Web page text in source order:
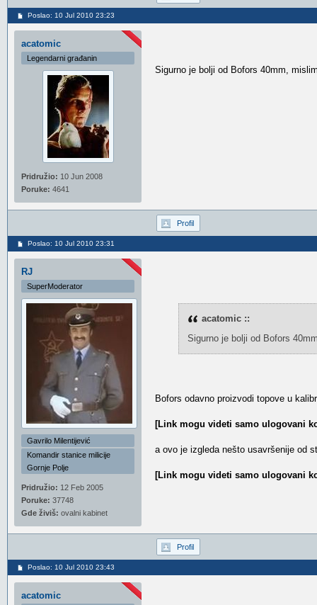
Poslao: 10 Jul 2010 23:23
acatomic
Legendarni građanin
Pridružio: 10 Jun 2008
Poruke: 4641
Sigurno je bolji od Bofors 40mm,
Profil
Poslao: 10 Jul 2010 23:31
RJ
SuperModerator
Gavrilo Milentijević
Komandir stanice milicije
Gornje Polje
Pridružio: 12 Feb 2005
Poruke: 37748
Gde živiš: ovalni kabinet
acatomic ::
Sigurno je bolji od Bofors
Bofors odavno proizvodi topove u
[Link mogu videti samo ulogovani
a ovo je izgleda nešto usavršenije od
[Link mogu videti samo ulogovani
Profil
Poslao: 10 Jul 2010 23:43
acatomic